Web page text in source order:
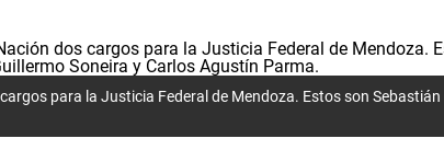
para la Justicia Federal de Mendoza. Estos son